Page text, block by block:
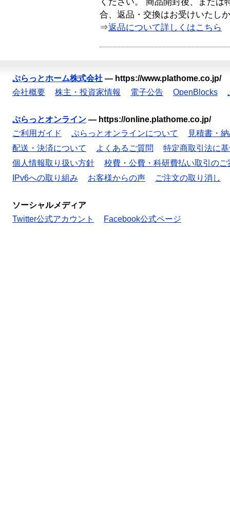
ください。 商品開封後、または
合、返品・交換はお受けいたし
⇒返品について詳しくはこちら
ぷらっとホーム株式会社 — https://www.plathome.co.jp/
会社概要
株主・投資家情報 電子公告 OpenBlocks
ぷらっとオンライン — https://online.plathome.co.jp/
ご利用ガイド
ぷらっとオンラインについて
見積書・
配送・決済について
よくあるご質問
特定商取引法に
個人情報取り扱い方針
校費・公費・科研費払い取引のご
IPv6への取り組み
お客様からの声 ご注文の取り消し
ソーシャルメディア
Twitter公式アカウント
Facebook公式ページ